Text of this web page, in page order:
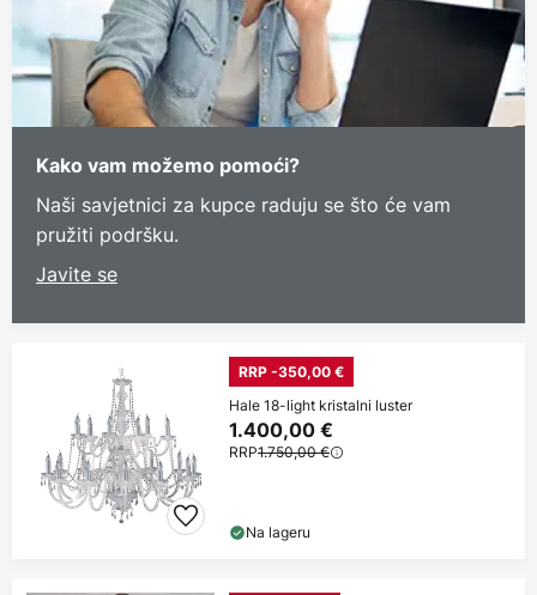
Kako vam možemo pomoći?
Naši savjetnici za kupce raduju se što će vam
pružiti podršku.
Javite se
RRP -350,00 €
Hale 18-light kristalni luster
1.400,00 €
RRP1.750,00 €
Na lageru